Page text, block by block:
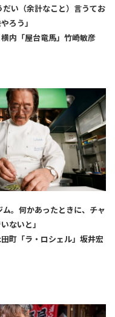
い（余計なこと）言うてお
ろう」
内「屋台竜馬」竹崎敏彦
。何かあったときに、チャ
ないと」
町「ラ・ロシェル」坂井宏